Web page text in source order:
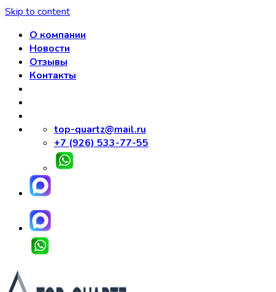
Skip to content
О компании
Новости
Отзывы
Контакты
top-quartz@mail.ru
+7 (926) 533-77-55